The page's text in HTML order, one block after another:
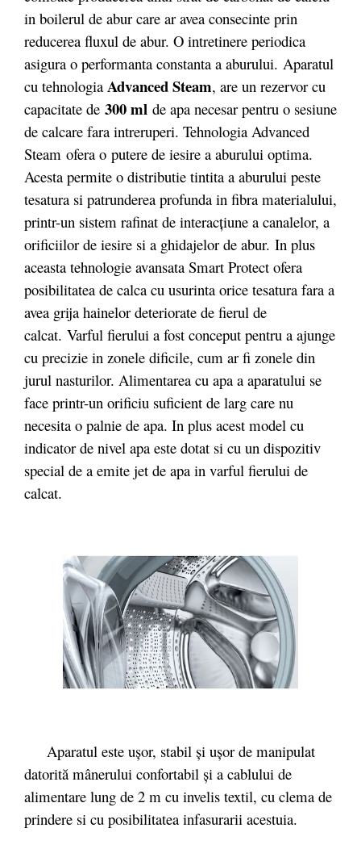
in boilerul de abur care ar avea consecinte prin
reducerea fluxul de abur. O intretinere periodica
asigura o performanta constanta a aburului. Aparatul
cu tehnologia Advanced Steam, are un rezervor cu
capacitate de 300 ml de apa necesar pentru o sesiune
de calcare fara intreruperi. Tehnologia Advanced
Steam ofera o putere de iesire a aburului optima.
Acesta permite o distributie tintita a aburului peste
tesatura si patrunderea profunda in fibra materialului,
printr-un sistem rafinat de interacțiune a canalelor, a
orificiilor de iesire si a ghidajelor de abur. In plus
aceasta tehnologie avansata Smart Protect ofera
posibilitatea de calca cu usurinta orice tesatura fara a
avea grija hainelor deteriorate de fierul de
calcat. Varful fierului a fost conceput pentru a ajunge
cu precizie in zonele dificile, cum ar fi zonele din
jurul nasturilor. Alimentarea cu apa a aparatului se
face printr-un orificiu suficient de larg care nu
necesita o palnie de apa. In plus acest model cu
indicator de nivel apa este dotat si cu un dispozitiv
special de a emite jet de apa in varful fierului de
calcat.
Aparatul este uşor, stabil şi uşor de manipulat
datorită mânerului confortabil şi a cablului de
alimentare lung de 2 m cu invelis textil, cu clema de
prindere si cu posibilitatea infasurarii acestuia.